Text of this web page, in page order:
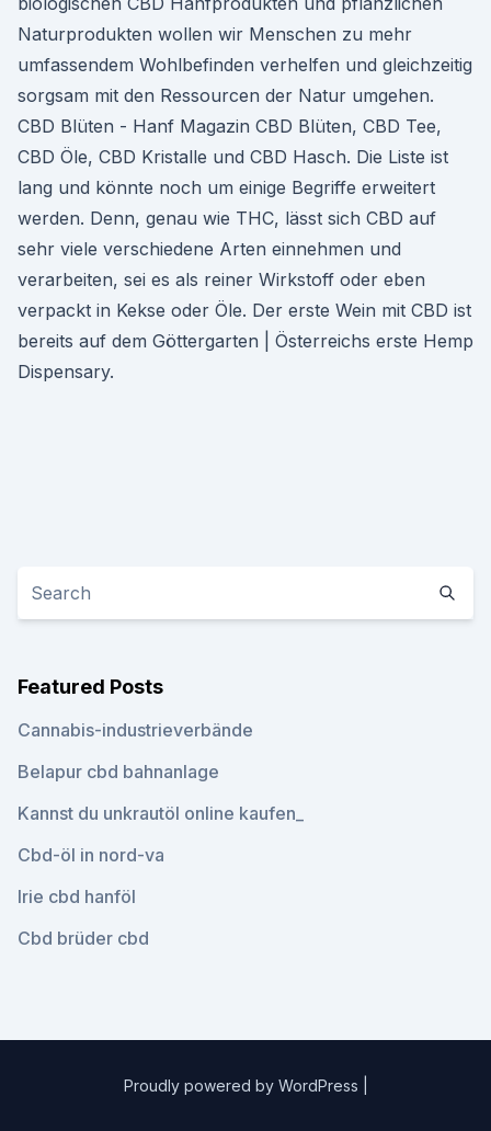
Naturprodukten wollen wir Menschen zu mehr
umfassendem Wohlbefinden verhelfen und gleichzeitig
sorgsam mit den Ressourcen der Natur umgehen.
CBD Blüten - Hanf Magazin CBD Blüten, CBD Tee,
CBD Öle, CBD Kristalle und CBD Hasch. Die Liste ist
lang und könnte noch um einige Begriffe erweitert
werden. Denn, genau wie THC, lässt sich CBD auf
sehr viele verschiedene Arten einnehmen und
verarbeiten, sei es als reiner Wirkstoff oder eben
verpackt in Kekse oder Öle. Der erste Wein mit CBD ist
bereits auf dem Göttergarten | Österreichs erste Hemp
Dispensary.
Featured Posts
Cannabis-industrieverbände
Belapur cbd bahnanlage
Kannst du unkrautöl online kaufen_
Cbd-öl in nord-va
Irie cbd hanföl
Cbd brüder cbd
Proudly powered by WordPress